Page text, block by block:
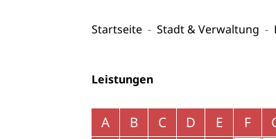
Startseite Stadt & Verwaltung
Leistungen
Alphabetisches Register
A B C D E F